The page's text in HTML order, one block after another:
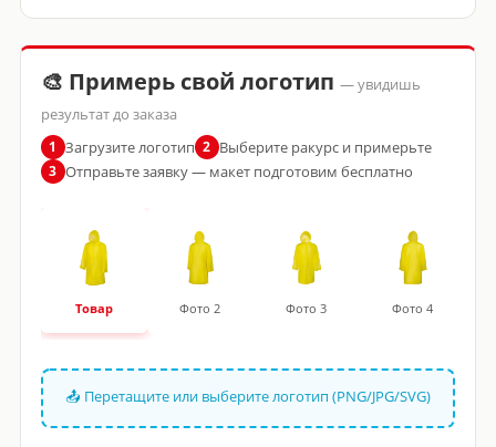
🎨 Примерь свой логотип — увидишь
результат до заказа
1 Загрузите логотип 2 Выберите ракурс и примерьте
3 Отправьте заявку — макет подготовим бесплатно
Товар Фото 2 Фото 3 Фото 4
📤 Перетащите или выберите логотип (PNG/JPG/SVG)